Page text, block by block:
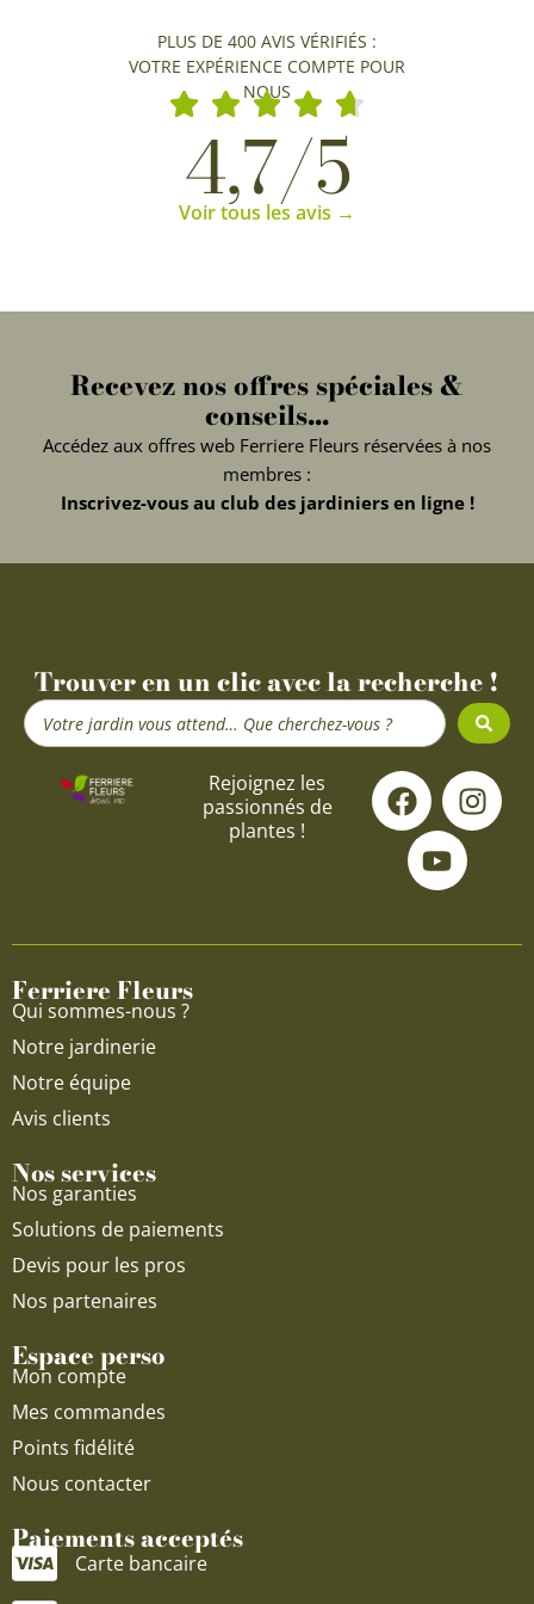
PLUS DE 400 AVIS VÉRIFIÉS :
VOTRE EXPÉRIENCE COMPTE POUR
NOUS
4,7/5
Voir tous les avis →
Recevez nos offres spéciales &
conseils...
Accédez aux offres web Ferriere Fleurs réservées à nos
membres :
Inscrivez-vous au club des jardiniers en ligne !
Trouver en un clic avec la recherche !
Search
...
Rejoignez les
passionnés de
plantes !
F
a
c
e
o
I
n
s
g
Y
o
u
t
u
b
Ferriere Fleurs
Qui sommes-nous ?
Notre jardinerie
Notre équipe
Avis clients
Nos services
Nos garanties
Solutions de paiements
Devis pour les pros
Nos partenaires
Espace perso
Mon compte
Mes commandes
Points fidélité
Nous contacter
Paiements acceptés
Carte bancaire